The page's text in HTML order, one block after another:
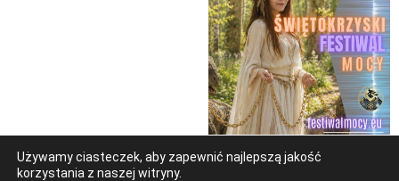
Używamy ciasteczek, aby zapewnić najlepszą jakość
korzystania z naszej witryny.